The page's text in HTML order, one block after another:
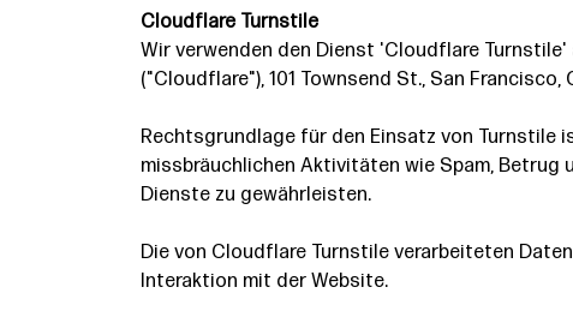
Cloudflare Turnstile
Wir verwenden den Dienst 'Cloudflare
("Cloudflare"), 101 Townsend St., San Francisco,
Rechtsgrundlage für den Einsatz von Turnstile
missbräuchlichen Aktivitäten wie Spam,
Dienste zu gewährleisten.
Die von Cloudflare Turnstile verarbeiteten
Interaktion mit der Website.